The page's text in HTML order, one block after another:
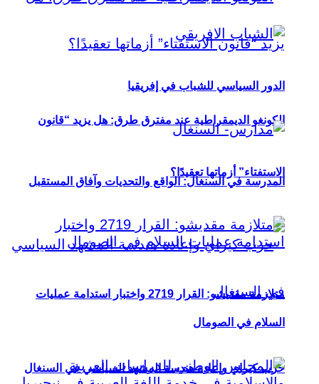
الكونغو الديمقراطية عند مفترق طرق: هل يزيد “قانون
الاستفتاء” أزماتها تعقيدًا؟
حزب كيراي وإعادة هندسة المشهد السياسي في السنغال
الدور السياسي للشباب في إفريقيا
المدرسة في السنغال: الواقع والتحديات وآفاق المستقبل
متلازمة مقديشو: القرار 2719 واختبار استدامة عمليات
السلام في الصومال